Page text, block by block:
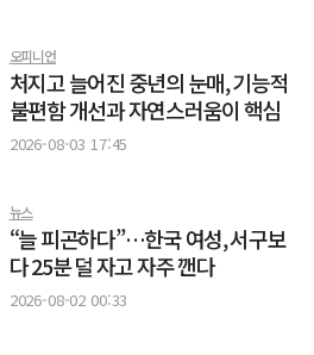
오피니언
처지고 늘어진 중년의 눈매, 기능적
불편함 개선과 자연스러움이 핵심
2026-08-03 17:45
뉴스
“늘 피곤하다”…한국 여성, 서구보
다 25분 덜 자고 자주 깬다
2026-08-02 00:33